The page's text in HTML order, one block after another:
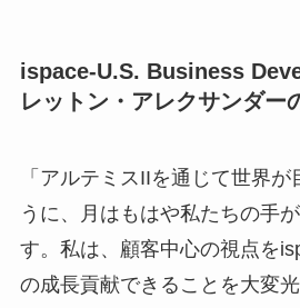
ispace-U.S. Business
レットン・アレクサンダー
「アルテミスIIを通じて世界
うに、月はもはや私たちの手
す。私は、顧客中心の視点を
の成長貢献できることを大変光